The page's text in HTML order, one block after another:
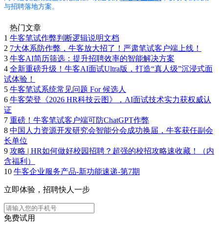
与招聘落地方案。
热门文章
1 牛客笔试作弊判断逻辑说明文档
2 7大体系防作弊，牛客放大招了！严肃笔试客户端上线！
3 牛客AI简历筛选：提升招聘效率的智能解决方案
4 全新重磅升级！牛客AI面试Ultra版，打造“真人级”沉浸式面
试体验！
5 牛客笔试系统常见问题 For 候选人
6 牛客荣登《2026 HR科技云图》，AI面试技术实力获权威认
证
7 重磅！牛客笔试客户端可防ChatGPT作弊
8 中国人力资源开发研究会智能分会成功换届，牛客获任副会
长单位
9 攻略 | HR如何做好校园招聘？超强的校招攻略速收藏！（内
含福利）
10 牛客企业服务产品-新功能速递-第7期
立即体验，招聘快人一步
免费试用